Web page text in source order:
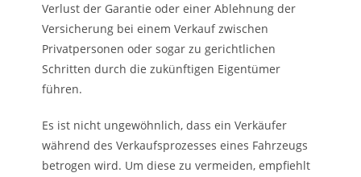
Verlust der Garantie oder einer Ablehnung der
Versicherung bei einem Verkauf zwischen
Privatpersonen oder sogar zu gerichtlichen
Schritten durch die zukünftigen Eigentümer
führen.
Es ist nicht ungewöhnlich, dass ein Verkäufer
während des Verkaufsprozesses eines Fahrzeugs
betrogen wird. Um diese zu vermeiden, empfiehlt